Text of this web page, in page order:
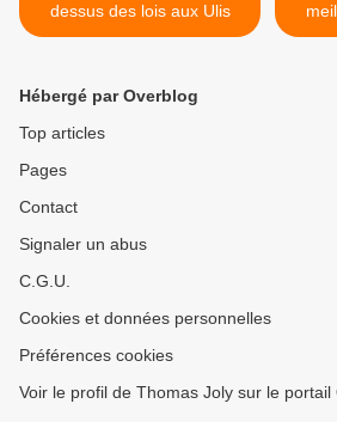
dessus des lois aux Ulis
Hébergé par Overblog
Top articles
Pages
Contact
Signaler un abus
C.G.U.
Cookies et données personnelles
Préférences cookies
Voir le profil de Thomas Joly sur le portail